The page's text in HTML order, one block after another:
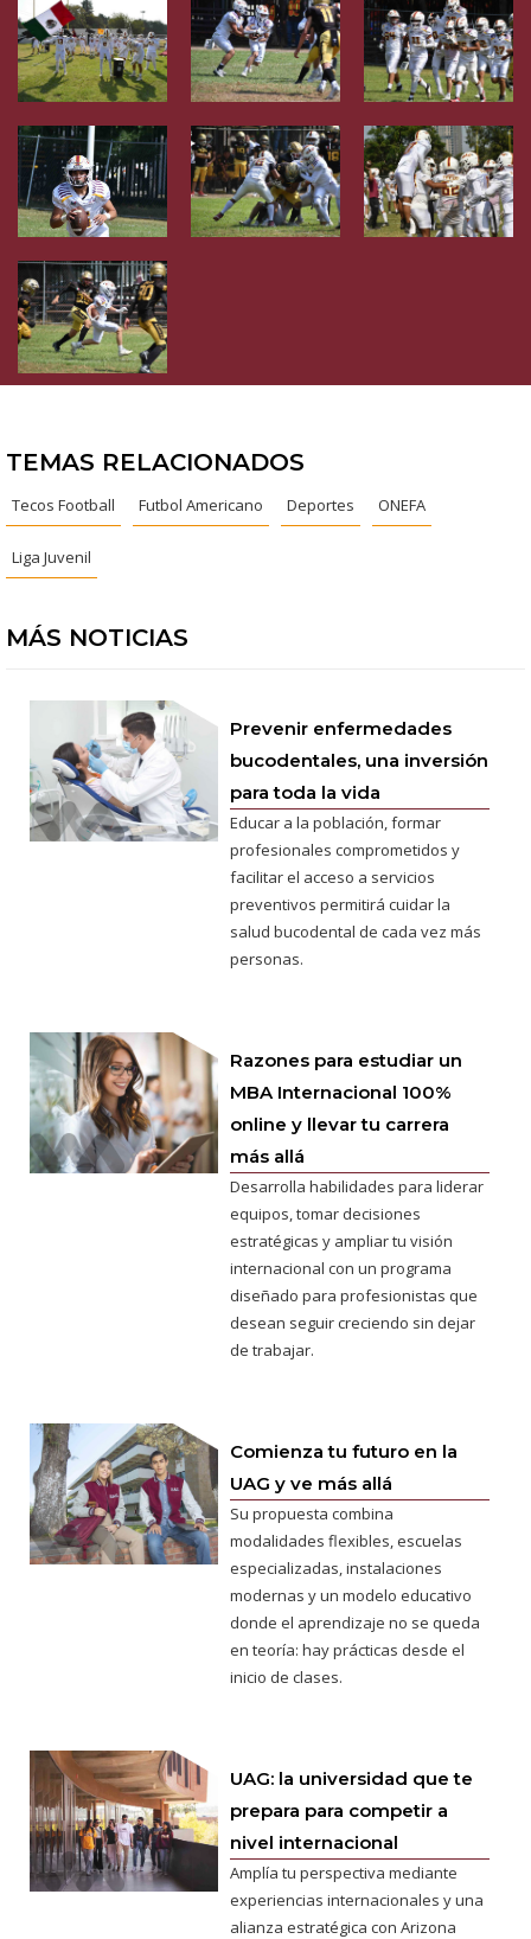
TEMAS RELACIONADOS
Tecos Football Futbol Americano Deportes ONEFA
Liga Juvenil
MÁS NOTICIAS
Prevenir enfermedades
bucodentales, una inversión
para toda la vida
Educar a la población, formar
profesionales comprometidos y
facilitar el acceso a servicios
preventivos permitirá cuidar la
salud bucodental de cada vez más
personas.
Razones para estudiar un
MBA Internacional 100%
online y llevar tu carrera
más allá
Desarrolla habilidades para liderar
equipos, tomar decisiones
estratégicas y ampliar tu visión
internacional con un programa
diseñado para profesionistas que
desean seguir creciendo sin dejar
de trabajar.
Comienza tu futuro en la
UAG y ve más allá
Su propuesta combina
modalidades flexibles, escuelas
especializadas, instalaciones
modernas y un modelo educativo
donde el aprendizaje no se queda
en teoría: hay prácticas desde el
inicio de clases.
UAG: la universidad que te
prepara para competir a
nivel internacional
Amplía tu perspectiva mediante
experiencias internacionales y una
alianza estratégica con Arizona